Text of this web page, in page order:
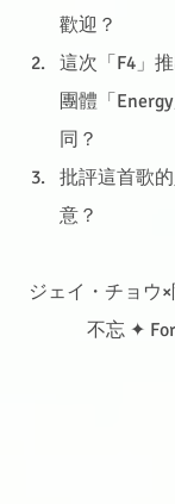
歡迎？
這次「F4」
團體「
同？
批評這首歌
意？
ジェイ・チョウ
不忘 ✦